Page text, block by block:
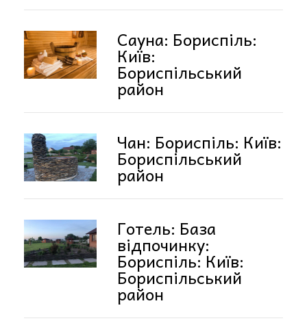
Сауна: Бориспіль:
Київ:
Бориспільський
район
Чан: Бориспіль: Київ:
Бориспільський
район
Готель: База
відпочинку:
Бориспіль: Київ:
Бориспільський
район